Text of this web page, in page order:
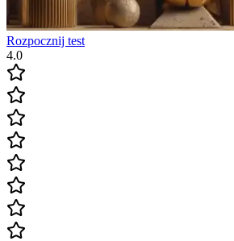
Rozpocznij test
4.0